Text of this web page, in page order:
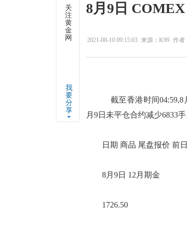
8月9日
2021-08-10 09:15:03 来源：K99 作者
关
注
黄
金
网
我
要
分
享
截至香港时间04:59,8月9
月9日未平仓合约减少6833手
日期 商品 尾盘报价 前日
8月9日 12月期金
1726.50